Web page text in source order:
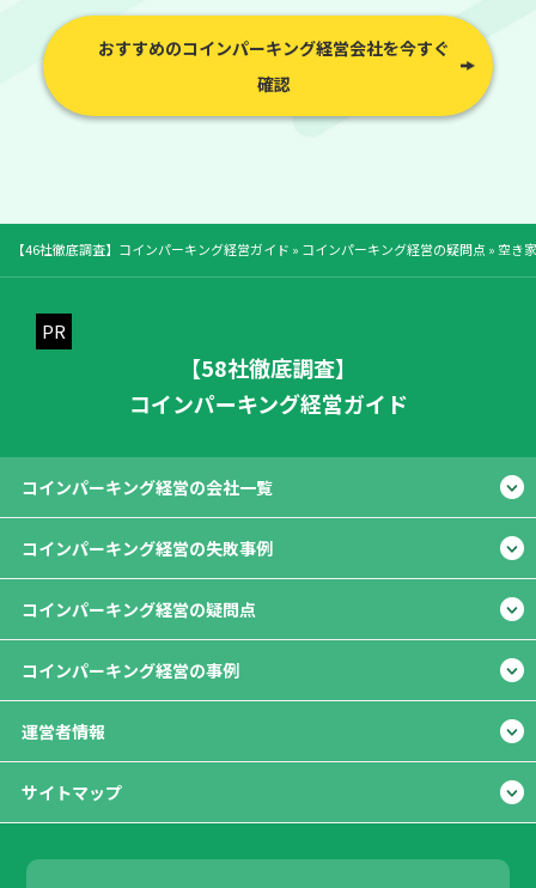
おすすめのコインパーキング経営会社を今すぐ
確認
【46社徹底調査】コインパーキング経営ガイド » コインパーキング経営の疑問点 »空き
【58社徹底調査】
コインパーキング経営ガイド
コインパーキング経営の会社一覧
コインパーキング経営の失敗事例
コインパーキング経営の疑問点
コインパーキング経営の事例
運営者情報
サイトマップ